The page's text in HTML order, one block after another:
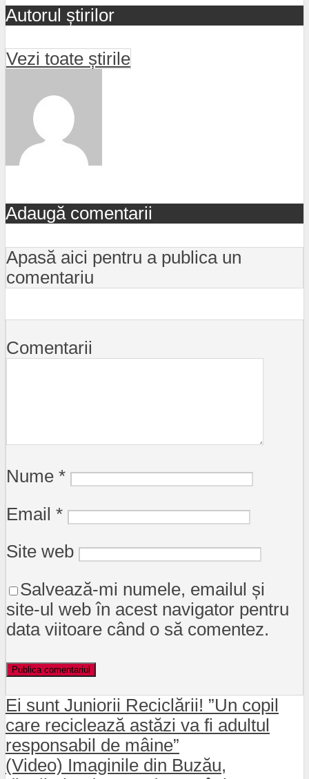
Autorul știrilor
Vezi toate știrile
Adaugă comentarii
Apasă aici pentru a publica un
comentariu
Comentarii
Nume *
Email *
Site web
Salvează-mi numele, emailul și
site-ul web în acest navigator pentru
data viitoare când o să comentez.
Ei sunt Juniorii Reciclării! ”Un copil
care reciclează astăzi va fi adultul
responsabil de mâine”
(Video) Imaginile din Buzău,